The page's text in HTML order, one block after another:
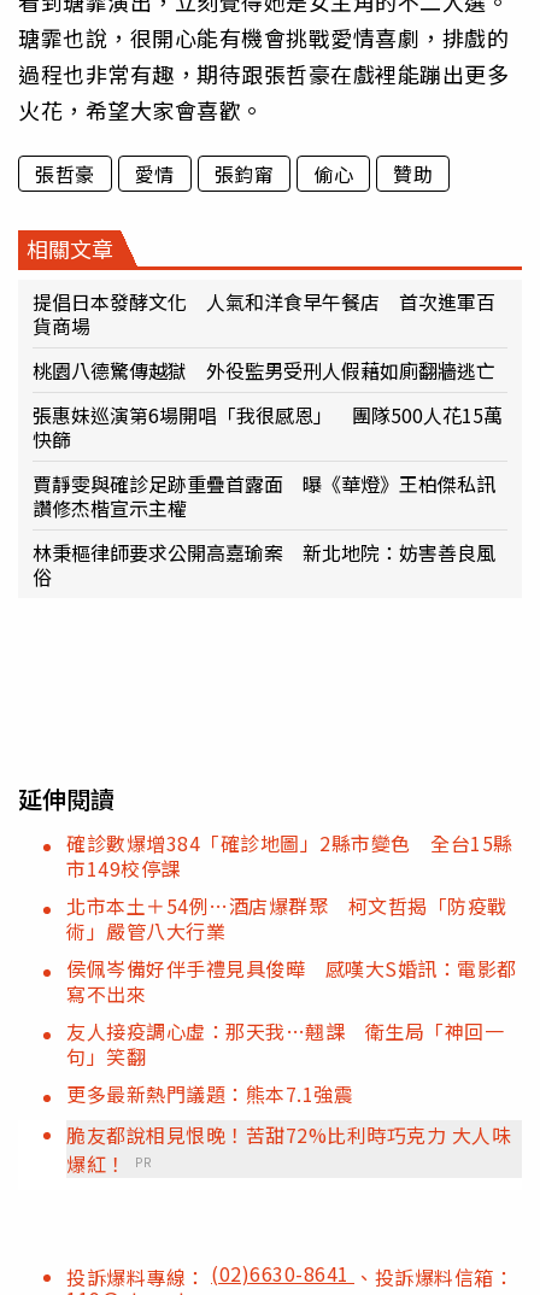
瑭霏也說，很開心能有機會挑戰愛情喜劇，排戲的
過程也非常有趣，期待跟張哲豪在戲裡能蹦出更多
火花，希望大家會喜歡。
張哲豪 愛情 張鈞甯 偷心 贊助
相關文章
提倡日本發酵文化 人氣和洋食早午餐店 首次進軍百
貨商場
桃園八德驚傳越獄 外役監男受刑人假藉如廁翻牆逃亡
張惠妹巡演第6場開唱「我很感恩」 團隊500人花15萬
快篩
賈靜雯與確診足跡重疊首露面 曝《華燈》王柏傑私訊
讚修杰楷宣示主權
林秉樞律師要求公開高嘉瑜案 新北地院：妨害善良風
俗
延伸閱讀
確診數爆增384「確診地圖」2縣市變色 全台15縣
市149校停課
北市本土＋54例…酒店爆群聚 柯文哲揭「防疫戰
術」嚴管八大行業
侯佩岑備好伴手禮見具俊曄 感嘆大S婚訊：電影都
寫不出來
友人接疫調心虛：那天我…翹課 衛生局「神回一
句」笑翻
更多最新熱門議題：熊本7.1強震
脆友都說相見恨晚！苦甜72%比利時巧克力 大人味
爆紅！
PR
投訴爆料專線： (02)6630-8641 、投訴爆料信箱：